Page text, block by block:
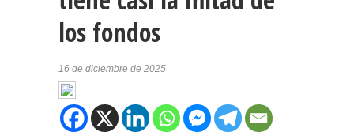
los fondos
16 de diciembre de 2025